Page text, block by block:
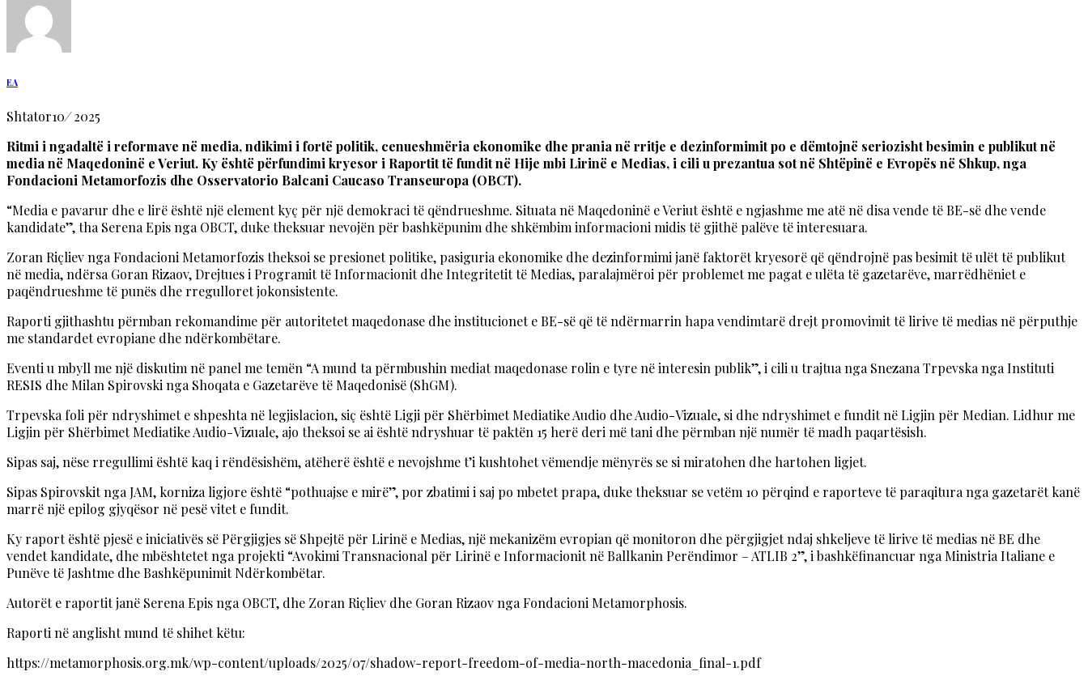
EA
Shtator10/2025
Ritmi i ngadaltë i reformave në media, ndikimi i fortë politik, cenueshmëria ekonomike dhe prania në rritje e dezinformimit po e dëmtojnë seriozisht besimin e publikut në
media në Maqedoninë e Veriut. Ky është përfundimi kryesor i Raportit të fundit në Hije mbi Lirinë e Medias, i cili u prezantua sot në Shtëpinë e Evropës në Shkup, nga
Fondacioni Metamorfozis dhe Osservatorio Balcani Caucaso Transeuropa (OBCT).
“Media e pavarur dhe e lirë është një element kyç për një demokraci të qëndrueshme. Situata në Maqedoninë e Veriut është e ngjashme me atë në disa vende të BE-së dhe vende
kandidate”, tha Serena Epis nga OBCT, duke theksuar nevojën për bashkëpunim dhe shkëmbim informacioni midis të gjithë palëve të interesuara.
Zoran Riçliev nga Fondacioni Metamorfozis theksoi se presionet politike, pasiguria ekonomike dhe dezinformimi janë faktorët kryesorë që qëndrojnë pas besimit të ulët të publikut
në media, ndërsa Goran Rizaov, Drejtues i Programit të Informacionit dhe Integritetit të Medias, paralajmëroi për problemet me pagat e ulëta të gazetarëve, marrëdhëniet e
paqëndrueshme të punës dhe rregulloret jokonsistente.
Raporti gjithashtu përmban rekomandime për autoritetet maqedonase dhe institucionet e BE-së që të ndërmarrin hapa vendimtarë drejt promovimit të lirive të medias në përputhje
me standardet evropiane dhe ndërkombëtare.
Eventi u mbyll me një diskutim në panel me temën “A mund ta përmbushin mediat maqedonase rolin e tyre në interesin publik”, i cili u trajtua nga Snezana Trpevska nga Instituti
RESIS dhe Milan Spirovski nga Shoqata e Gazetarëve të Maqedonisë (ShGM).
Trpevska foli për ndryshimet e shpeshta në legjislacion, siç është Ligji për Shërbimet Mediatike Audio dhe Audio-Vizuale, si dhe ndryshimet e fundit në Ligjin për Median. Lidhur me
Ligjin për Shërbimet Mediatike Audio-Vizuale, ajo theksoi se ai është ndryshuar të paktën 15 herë deri më tani dhe përmban një numër të madh paqartësish.
Sipas saj, nëse rregullimi është kaq i rëndësishëm, atëherë është e nevojshme t’i kushtohet vëmendje mënyrës se si miratohen dhe hartohen ligjet.
Sipas Spirovskit nga JAM, korniza ligjore është “pothuajse e mirë”, por zbatimi i saj po mbetet prapa, duke theksuar se vetëm 10 përqind e raporteve të paraqitura nga gazetarët kanë
marrë një epilog gjyqësor në pesë vitet e fundit.
Ky raport është pjesë e iniciativës së Përgjigjes së Shpejtë për Lirinë e Medias, një mekanizëm evropian që monitoron dhe përgjigjet ndaj shkeljeve të lirive të medias në BE dhe
vendet kandidate, dhe mbështetet nga projekti “Avokimi Transnacional për Lirinë e Informacionit në Ballkanin Perëndimor – ATLIB 2”, i bashkëfinancuar nga Ministria Italiane e
Punëve të Jashtme dhe Bashkëpunimit Ndërkombëtar.
Autorët e raportit janë Serena Epis nga OBCT, dhe Zoran Riçliev dhe Goran Rizaov nga Fondacioni Metamorphosis.
Raporti në anglisht mund të shihet këtu:
https://metamorphosis.org.mk/wp-content/uploads/2025/07/shadow-report-freedom-of-media-north-macedonia_final-1.pdf